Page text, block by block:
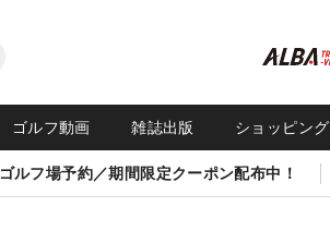
ゴルフ動画 雑誌出版 ショッピング
ゴルフ場予約／期間限定クーポン配布中！